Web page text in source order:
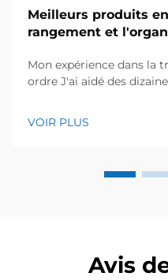
Meilleurs produits
rangement et
Mon expérience dans la
ordre J'ai aidé des
désordonnés peuvent
VOIR PLUS
Avis